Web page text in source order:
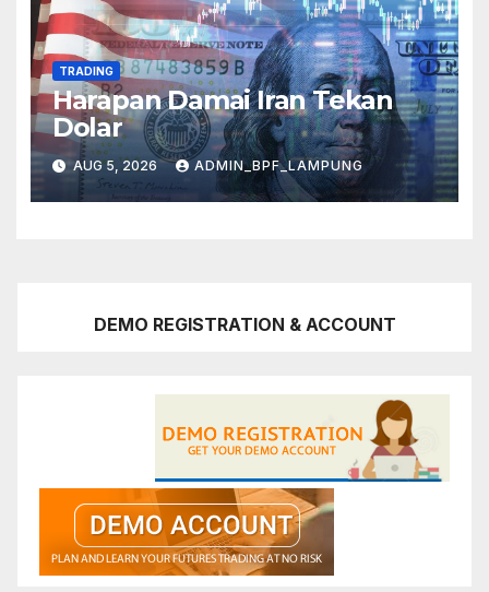
TRADING
Harapan Damai Iran Tekan
Dolar
AUG 5, 2026 ADMIN_BPF_LAMPUNG
DEMO REGISTRATION & ACCOUNT